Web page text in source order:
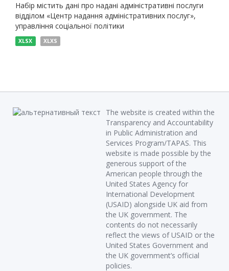
Набір містить дані про надані адміністративні послуги
відділом «Центр надання адміністративних послуг»,
управління соціальної політики
XLSX XLXS
The website is created within the
Transparency and Accountability
in Public Administration and
Services Program/TAPAS. This
website is made possible by the
generous support of the
American people through the
United States Agency for
International Development
(USAID) alongside UK aid from
the UK government. The
contents do not necessarily
reflect the views of USAID or the
United States Government and
the UK government’s official
policies.